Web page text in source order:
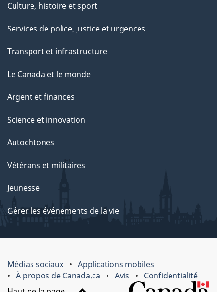
Culture, histoire et sport
Services de police, justice et urgences
Transport et infrastructure
Le Canada et le monde
Argent et finances
Science et innovation
Autochtones
Vétérans et militaires
Jeunesse
Gérer les événements de la vie
Médias sociaux
Applications mobiles
À propos de Canada.ca
Avis
Confidentialité